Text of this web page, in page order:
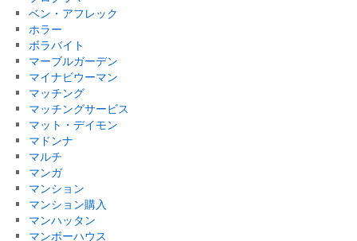
ベン・アフレック
ホラー
ボラバイト
マーブルガーデン
マイナビウーマン
マッチング
マッチングサービス
マット・デイモン
マドンナ
マルチ
マンガ
マンション
マンション購入
マンハッタン
マンボーハウス